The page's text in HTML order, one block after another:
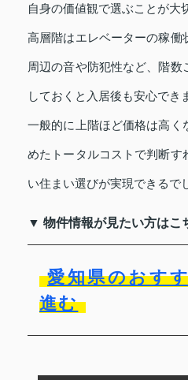
自身の価値観で選ぶことが大
高層階はエレベーターの稼働
周辺の音や防犯性など、階
しておくと入居後も安心でき
一般的に上階ほど価格は高く
めたトータルコストで判断す
い住まい選びが実現できるで
▼ 物件情報が見たい方はこ
愛知県のおす
進む